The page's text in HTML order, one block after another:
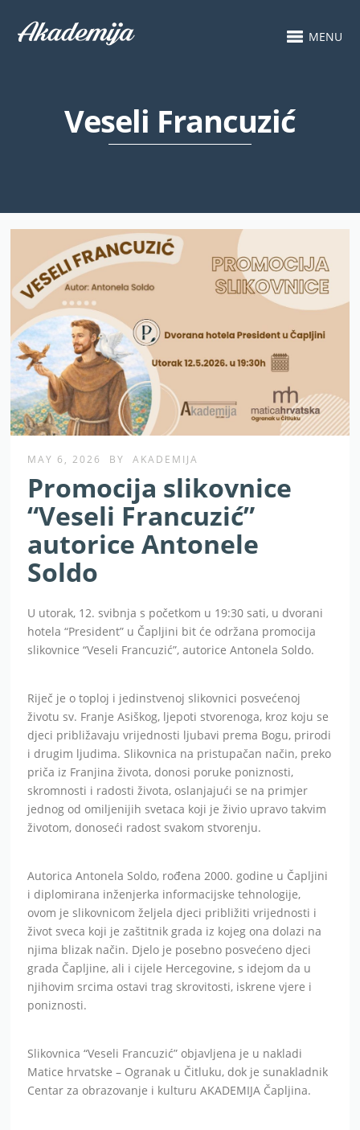
MENU
Veseli Francuzić
MAY 6, 2026 BY AKADEMIJA
Promocija slikovnice
“Veseli Francuzić”
autorice Antonele
Soldo
U utorak, 12. svibnja s početkom u 19:30 sati, u dvorani
hotela “President” u Čapljini bit će održana promocija
slikovnice “Veseli Francuzić”, autorice Antonela Soldo.
Riječ je o toploj i jedinstvenoj slikovnici posvećenoj
životu sv. Franje Asiškog, ljepoti stvorenoga, kroz koju se
djeci približavaju vrijednosti ljubavi prema Bogu, prirodi
i drugim ljudima. Slikovnica na pristupačan način, preko
priča iz Franjina života, donosi poruke poniznosti,
skromnosti i radosti života, oslanjajući se na primjer
jednog od omiljenijih svetaca koji je živio upravo takvim
životom, donoseći radost svakom stvorenju.
Autorica Antonela Soldo, rođena 2000. godine u Čapljini
i diplomirana inženjerka informacijske tehnologije,
ovom je slikovnicom željela djeci približiti vrijednosti i
život sveca koji je zaštitnik grada iz kojeg ona dolazi na
njima blizak način. Djelo je posebno posvećeno djeci
grada Čapljine, ali i cijele Hercegovine, s idejom da u
njihovim srcima ostavi trag skrovitosti, iskrene vjere i
poniznosti.
Slikovnica “Veseli Francuzić” objavljena je u nakladi
Matice hrvatske – Ogranak u Čitluku, dok je sunakladnik
Centar za obrazovanje i kulturu AKADEMIJA Čapljina.